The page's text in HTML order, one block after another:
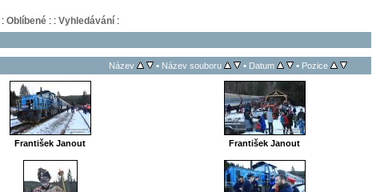
: Oblíbené: : Vyhledávání:
Název • Název souboru • Datum • Pozice
František Janout František Janout